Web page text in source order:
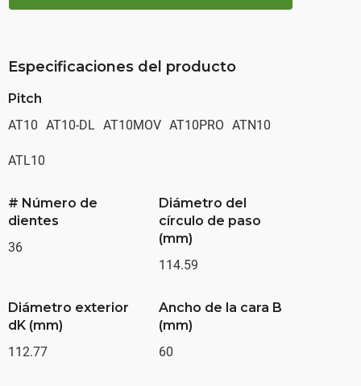
Especificaciones del producto
Pitch
AT10 AT10-DL AT10MOV AT10PRO ATN10
ATL10
# Número de
dientes
36
Diámetro del
círculo de paso
(mm)
114.59
Diámetro exterior
dK (mm)
112.77
Ancho de la cara B
(mm)
60